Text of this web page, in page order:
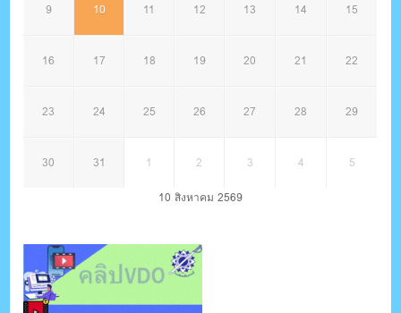
9 10 11 12 13 14 15
16 17 18 19 20 21 22
23 24 25 26 27 28 29
30 31 1 2 3 4 5
10 สิงหาคม 2569